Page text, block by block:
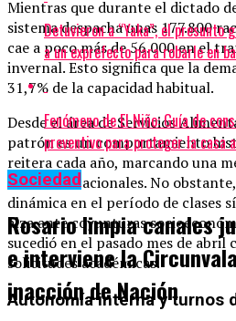
Mientras que durante el dictado
sistema despacha unas 177.800
cae a poco más de 56.000 en el
invernal. Esto significa que la
31,7% de la capacidad habitual.
Desde el área de Servicios
patrón es un comportamiento
reitera cada año, marcando una
recesos vacacionales. No
dinámica en el período de clases
alza ante coyunturas
sucedió en el pasado mes de
solicitudes académicas.
Autonomía interna y turnos
Detuvieron a “Yaka”, el
a un exprefecto para robarle en
Fenómeno de El Niño: Guía de
preventivo para proteger la casa
Sociedad
Rosario limpia canales
e interviene la
inacción de Nación